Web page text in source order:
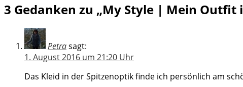
3 Gedanken zu „My Style | Mein
Petrasagt:
1. August 2016 um 21:20 Uhr
Das Kleid in der Spitzenoptik finde ich persönlich am